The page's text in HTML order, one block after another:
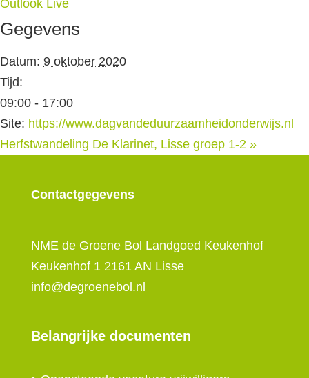
Outlook Live
Gegevens
Datum: 9 oktober 2020
Tijd:
09:00 - 17:00
Site: https://www.dagvandeduurzaamheidonderwijs.nl
Herfstwandeling De Klarinet, Lisse groep 1-2 »
Contactgegevens
NME de Groene Bol Landgoed Keukenhof
Keukenhof 1 2161 AN Lisse
info@degroenebol.nl
Belangrijke documenten